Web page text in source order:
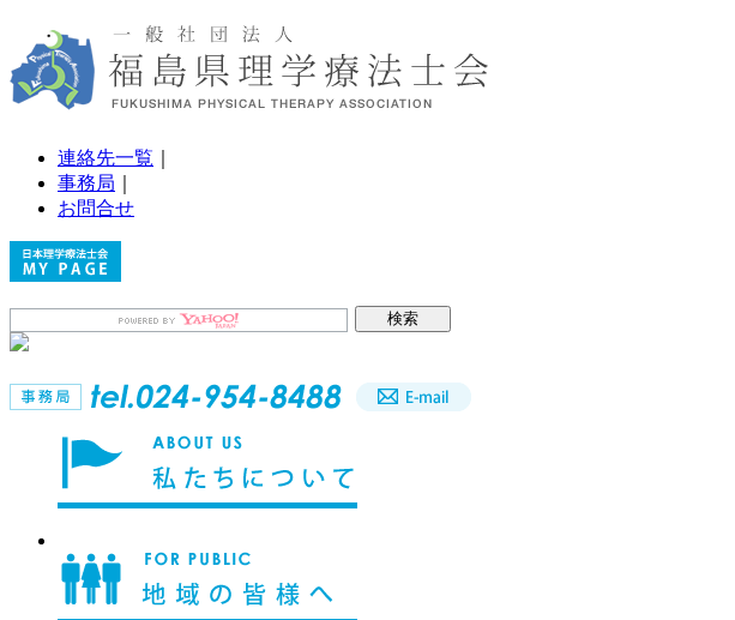
連絡先一覧
事務局
お問合せ